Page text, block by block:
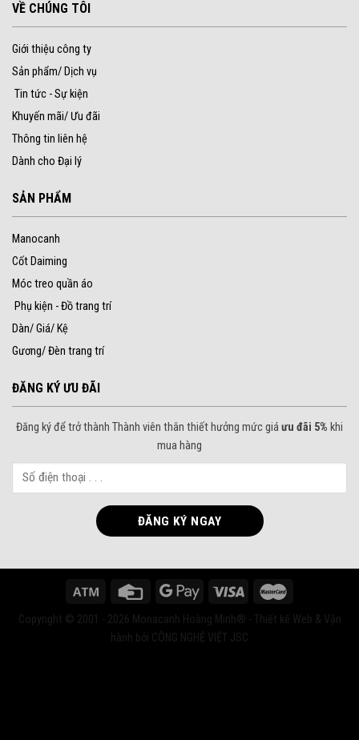
VỀ CHÚNG TÔI
Giới thiệu công ty
Sản phẩm/ Dịch vụ
Tin tức - Sự kiện
Khuyến mãi/ Ưu đãi
Thông tin liên hệ
Dành cho Đại lý
SẢN PHẨM
Manocanh
Cốt Daiming
Móc treo quần áo
Phụ kiện - Đồ trang trí
Dàn/ Giá/ Kệ
Gương/ Đèn trang trí
ĐĂNG KÝ ƯU ĐÃI
Đăng ký để trở thành Thành viên thân thiết hưởng mức giáưu đãi 5% khi
mua hàng
Copyright © 2001 - 2026 Monacanh Hoàng Minh® - Thiết kế Web & Vận
hành bởi CÔNG NGHỆ VIỆT JSC